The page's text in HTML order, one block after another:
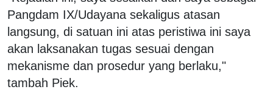
Pangdam IX/Udayana sekaligus atasan
langsung, di satuan ini atas peristiwa ini saya
akan laksanakan tugas sesuai dengan
mekanisme dan prosedur yang berlaku,"
tambah Piek.